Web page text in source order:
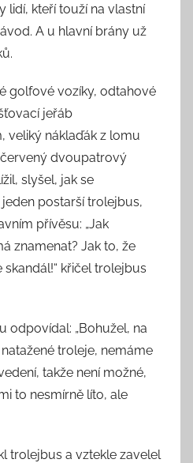
lidí, kteří touží na vlastní
A u hlavní brány už
golfové vozíky, odtahové
jeřáb
veliký náklaďák z lomu
dvoupatrový
slyšel, jak se
postarší trolejbus,
přívěsu: „Jak
znamenat? Jak to, že
křičel trolejbus
odpovídal: „Bohužel, na
troleje, nemáme
takže není možné,
to nesmírně líto, ale
trolejbus a vztekle zavelel